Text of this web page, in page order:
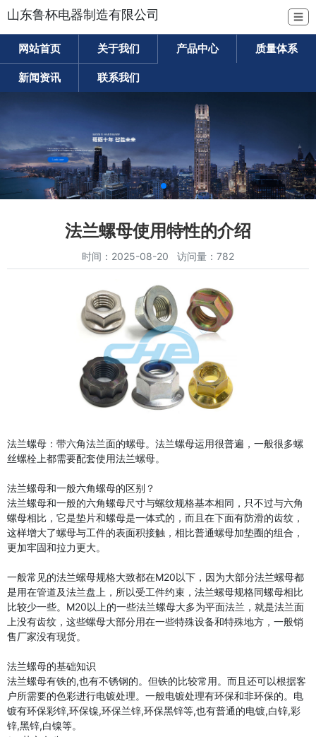
山东鲁杯电器制造有限公司 ☰
网站首页 关于我们 产品中心 质量体系
新闻资讯 联系我们
法兰螺母使用特性的介绍
时间：2025-08-20 访问量：782
法兰螺母：带六角法兰面的螺母。法兰螺母运用很普遍，一般很多螺
丝螺栓上都需要配套使用法兰螺母。
法兰螺母和一般六角螺母的区别？
法兰螺母和一般的六角螺母尺寸与螺纹规格基本相同，只不过与六角
螺母相比，它是垫片和螺母是一体式的，而且在下面有防滑的齿纹，
这样增大了螺母与工件的表面积接触，相比普通螺母加垫圈的组合，
更加牢固和拉力更大。
一般常见的法兰螺母规格大致都在M20以下，因为大部分法兰螺母都
是用在管道及法兰盘上，所以受工件约束，法兰螺母规格同螺母相比
比较少一些。M20以上的一些法兰螺母大多为平面法兰，就是法兰面
上没有齿纹，这些螺母大部分用在一些特殊设备和特殊地方，一般销
售厂家没有现货。
法兰螺母的基础知识
法兰螺母有铁的,也有不锈钢的。但铁的比较常用。而且还可以根据客
户所需要的色彩进行电镀处理。一般电镀处理有环保和非环保的。电
镀有环保彩锌,环保镍,环保兰锌,环保黑锌等,也有普通的电镀,白锌,彩
锌,黑锌,白镍等。